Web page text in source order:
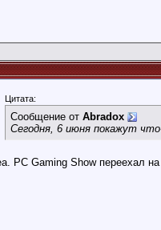
Цитата:
Сообщение от Abradox
Сегодня, 6 июня покажут
PC Gaming Show переехал